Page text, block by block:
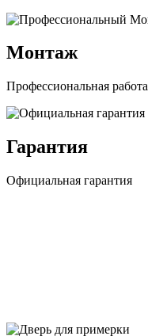
Монтаж
Профессиональная работа
Гарантия
Официальная гарантия